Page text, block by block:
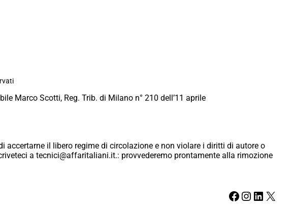
Marco Scotti, Reg. Trib. di Milano n° 210 dell’11 aprile
il libero regime di circolazione e non violare i diritti di autore o
a tecnici@affaritaliani.it.: provvederemo prontamente alla rimozione
Facebook Instagram LinkedIn X